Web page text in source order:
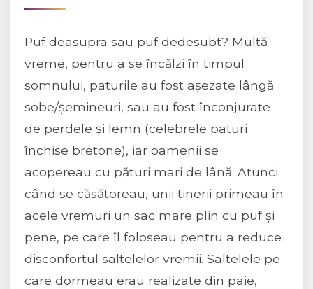
Puf deasupra sau puf dedesubt? Multă
vreme, pentru a se încălzi în timpul
somnului, paturile au fost așezate lângă
sobe/șemineuri, sau au fost înconjurate
de perdele și lemn (celebrele paturi
închise bretone), iar oamenii se
acopereau cu pături mari de lână. Atunci
când se căsătoreau, unii tinerii primeau în
acele vremuri un sac mare plin cu puf și
pene, pe care îl foloseau pentru a reduce
disconfortul saltelelor vremii. Saltelele pe
care dormeau erau realizate din paie,